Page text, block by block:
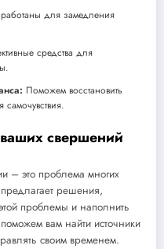
для замедления
средства для
Поможем восстановить
свершений
– это проблема многих
решения,
проблемы и наполнить
вам найти источники
своим временем.